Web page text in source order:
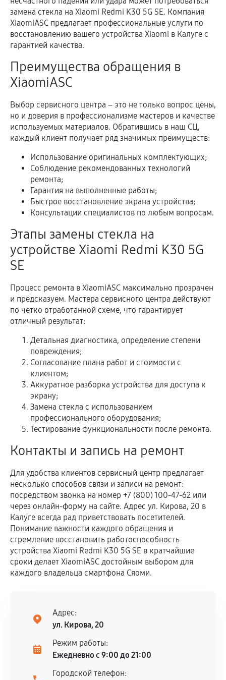
замена стекла на Xiaomi Redmi K30 5G SE. Компания
XiaomiASC предлагает профессиональные услуги по
восстановлению вашего устройства Xiaomi в Калуге с
гарантией качества.
Преимущества обращения в
XiaomiASC
Выбор сервисного центра – это не только вопрос цены,
но и доверия в профессионализме мастеров и качестве
используемых материалов. Обратившись в наш СЦ,
каждый клиент получает ряд значимых преимуществ:
Использование оригинальных комплектующих;
Соблюдение рекомендованных технологий
ремонта;
Гарантия на выполненные работы;
Быстрое восстановление экрана устройства;
Консультации специалистов по любым вопросам.
Этапы замены стекла на
устройстве Xiaomi Redmi K30 5G
SE
Процесс ремонта в XiaomiASC максимально прозрачен
и предсказуем. Мастера сервисного центра действуют
по четко отработанной схеме, что гарантирует
отличный результат:
Детальная диагностика, определение степени
повреждения;
Согласование плана работ и стоимости с
клиентом;
Аккуратное разборка устройства для доступа к
экрану;
Замена стекла с использованием
профессионального оборудования;
Тестирование функциональности после ремонта.
Контакты и запись на ремонт
Для удобства клиентов сервисный центр предлагает
несколько способов связи и записи на ремонт:
посредством звонка на номер +7 (800) 100-47-62 или
через онлайн-форму на сайте. Адрес ул. Кирова, 20 в
Калуге всегда рад приветствовать посетителей.
Понимание важности каждого обращения и
стремление восстановить работоспособность
устройства Xiaomi Redmi K30 5G SE в кратчайшие
сроки делает XiaomiASC достойным выбором для
каждого владельца смартфона Сяоми.
Адрес:
ул. Кирова, 20
Режим работы:
Ежедневно с 9:00 до 21:00
Городской телефон: